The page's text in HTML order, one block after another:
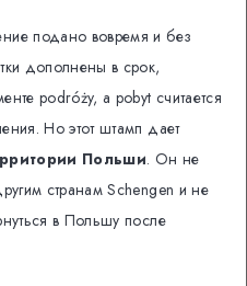
подано вовремя и без
дополнены в срок,
podróży, а pobyt считается
Но этот штамп дает
Польши. Он не
странам Schengen и не
в Польшу после